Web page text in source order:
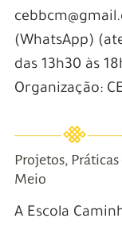
(WhatsApp)
das 13h30 às
Organização:
Projetos,
Meio
A Escola